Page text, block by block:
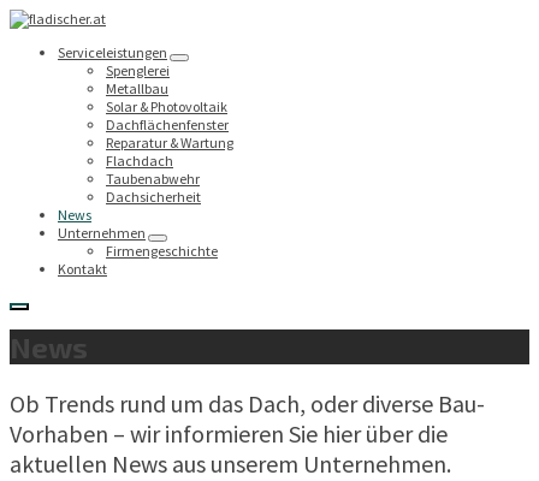
Serviceleistungen
Spenglerei
Metallbau
Solar & Photovoltaik
Dachflächenfenster
Reparatur & Wartung
Flachdach
Taubenabwehr
Dachsicherheit
News
Unternehmen
Firmengeschichte
Kontakt
News
Ob Trends rund um das Dach, oder diverse Bau-
Vorhaben – wir informieren Sie hier über die
aktuellen News aus unserem Unternehmen.